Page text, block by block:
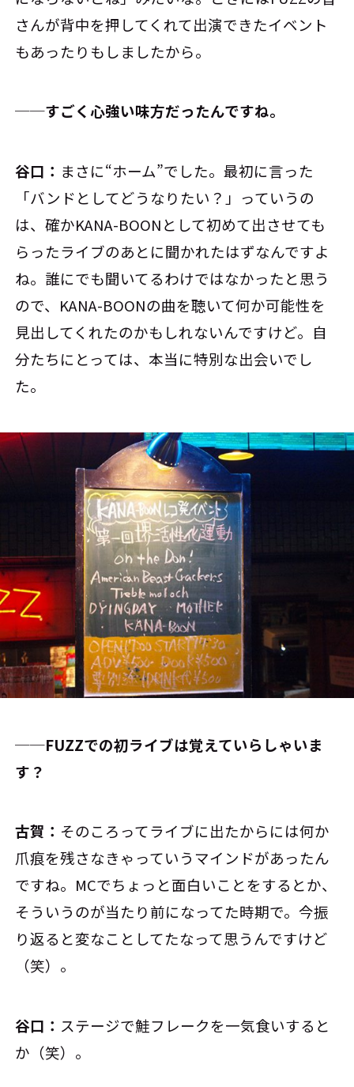
さんが背中を押してくれて出演できたイベント
もあったりもしましたから。
──すごく心強い味方だったんですね。
谷口： まさに“ホーム”でした。最初に言った
「バンドとしてどうなりたい？」っていうの
は、確かKANA-BOONとして初めて出させても
らったライブのあとに聞かれたはずなんですよ
ね。誰にでも聞いてるわけではなかったと思う
ので、KANA-BOONの曲を聴いて何か可能性を
見出してくれたのかもしれないんですけど。自
分たちにとっては、本当に特別な出会いでし
た。
──FUZZでの初ライブは覚えていらしゃいま
す？
古賀： そのころってライブに出たからには何か
爪痕を残さなきゃっていうマインドがあったん
ですね。MCでちょっと面白いことをするとか、
そういうのが当たり前になってた時期で。今振
り返ると変なことしてたなって思うんですけど
（笑）。
谷口： ステージで鮭フレークを一気食いすると
か（笑）。